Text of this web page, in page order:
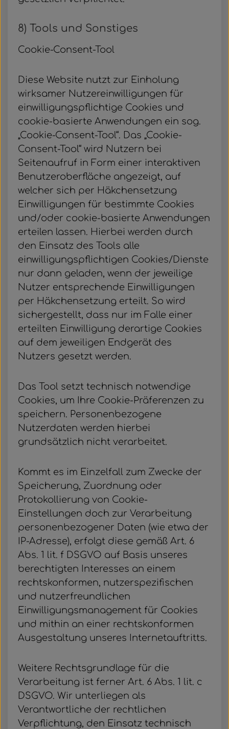
8) Tools und Sonstiges
Cookie-Consent-Tool
Diese Website nutzt zur Einholung
wirksamer Nutzereinwilligungen für
einwilligungspflichtige Cookies und
cookie-basierte Anwendungen ein sog.
„Cookie-Consent-Tool“. Das „Cookie-
Consent-Tool“ wird Nutzern bei
Seitenaufruf in Form einer interaktiven
Benutzeroberfläche angezeigt, auf
welcher sich per Häkchensetzung
Einwilligungen für bestimmte Cookies
und/oder cookie-basierte Anwendungen
erteilen lassen. Hierbei werden durch
den Einsatz des Tools alle
einwilligungspflichtigen Cookies/Dienste
nur dann geladen, wenn der jeweilige
Nutzer entsprechende Einwilligungen
per Häkchensetzung erteilt. So wird
sichergestellt, dass nur im Falle einer
erteilten Einwilligung derartige Cookies
auf dem jeweiligen Endgerät des
Nutzers gesetzt werden.
Das Tool setzt technisch notwendige
Cookies, um Ihre Cookie-Präferenzen zu
speichern. Personenbezogene
Nutzerdaten werden hierbei
grundsätzlich nicht verarbeitet.
Kommt es im Einzelfall zum Zwecke der
Speicherung, Zuordnung oder
Protokollierung von Cookie-
Einstellungen doch zur Verarbeitung
personenbezogener Daten (wie etwa der
IP-Adresse), erfolgt diese gemäß Art. 6
Abs. 1 lit. f DSGVO auf Basis unseres
berechtigten Interesses an einem
rechtskonformen, nutzerspezifischen
und nutzerfreundlichen
Einwilligungsmanagement für Cookies
und mithin an einer rechtskonformen
Ausgestaltung unseres Internetauftritts.
Weitere Rechtsgrundlage für die
Verarbeitung ist ferner Art. 6 Abs. 1 lit. c
DSGVO. Wir unterliegen als
Verantwortliche der rechtlichen
Verpflichtung, den Einsatz technisch